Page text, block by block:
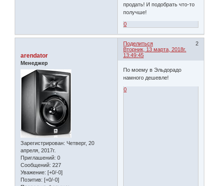
продать! И подобрать что-то
получше!
0
Поделиться
2
Вторник, 13 марта, 2018г.
13:49:45
arendator
Менеджер
Зарегистрирован: Четверг, 20
апреля, 2017г.
Приглашений: 0
Сообщений: 227
Уважение: [+0/-0]
Позитив: [+0/-0]
По моему в Эльдорадо
намного дешевле!
0